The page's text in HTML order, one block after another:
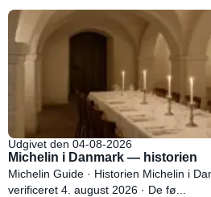
Udgivet den 04-08-2026
Michelin i Danmark — historien
Michelin Guide · Historien Michelin i
verificeret 4. august 2026 · De fø...